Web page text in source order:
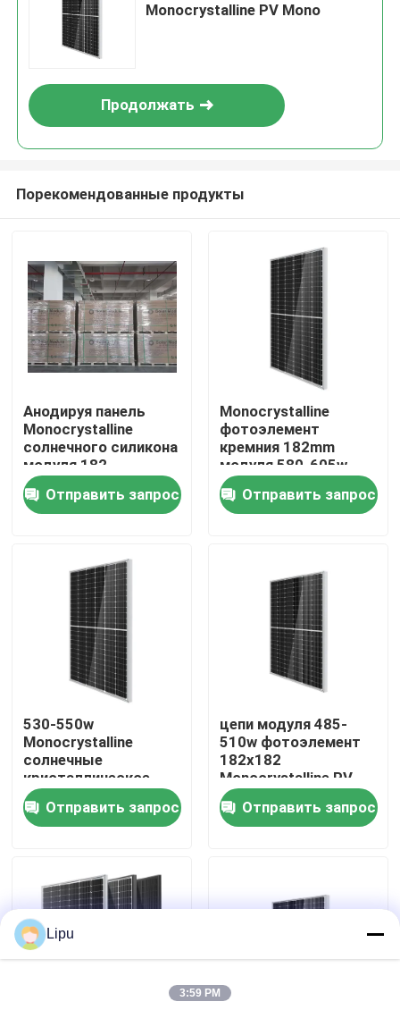
Дом
Продукты
Monocrystalline PV Mono
Продолжать
Порекомендованные продукты
Анодируя панель
Monocrystalline
солнечного силикона
модуля 182
полностью черная
Отправить запрос
Monocrystalline
фотоэлемент
кремния 182mm
модуля 580-605w
Отправить запрос
530-550w
Monocrystalline
солнечные
кристаллическое
модуля 182 Mono
Отправить запрос
цепи модуля 485-
510w фотоэлемент
182x182
Monocrystalline PV
Mono
Отправить запрос
Lipu
3:59 PM